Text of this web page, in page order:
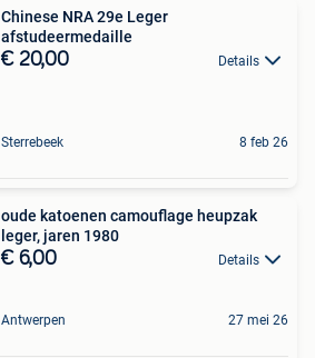
Chinese NRA 29e Leger
afstudeermedaille
€ 20,00 Details
Sterrebeek 8 feb 26
oude katoenen camouflage heupzak
leger, jaren 1980
€ 6,00 Details
Antwerpen 27 mei 26